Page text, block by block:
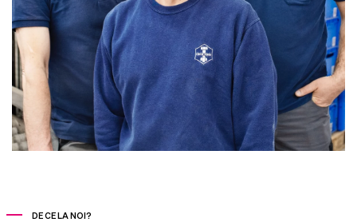
DE CE LA NOI?